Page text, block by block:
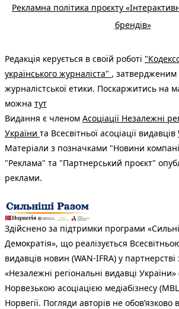
Рекламна політика проєкту
брендів»
Редакція керується в своїй роботі
українського журналіста" , затвердженим
журналістської етики. Поскаржитись на
можна тут
Видання є членом Асоціації Незалежні
України та Всесвітньої асоціації видавців
Матеріали з позначками "Новини
"Реклама" та "Партнерський проєкт"
реклами.
Здійснено за підтримки програми
Демократія», що реалізується
видавців новин (WAN-IFRA) у партнерстві
«Незалежні регіональні видавці
Норвезькою асоціацією медіабізнесу
Норвегії. Погляди авторів не